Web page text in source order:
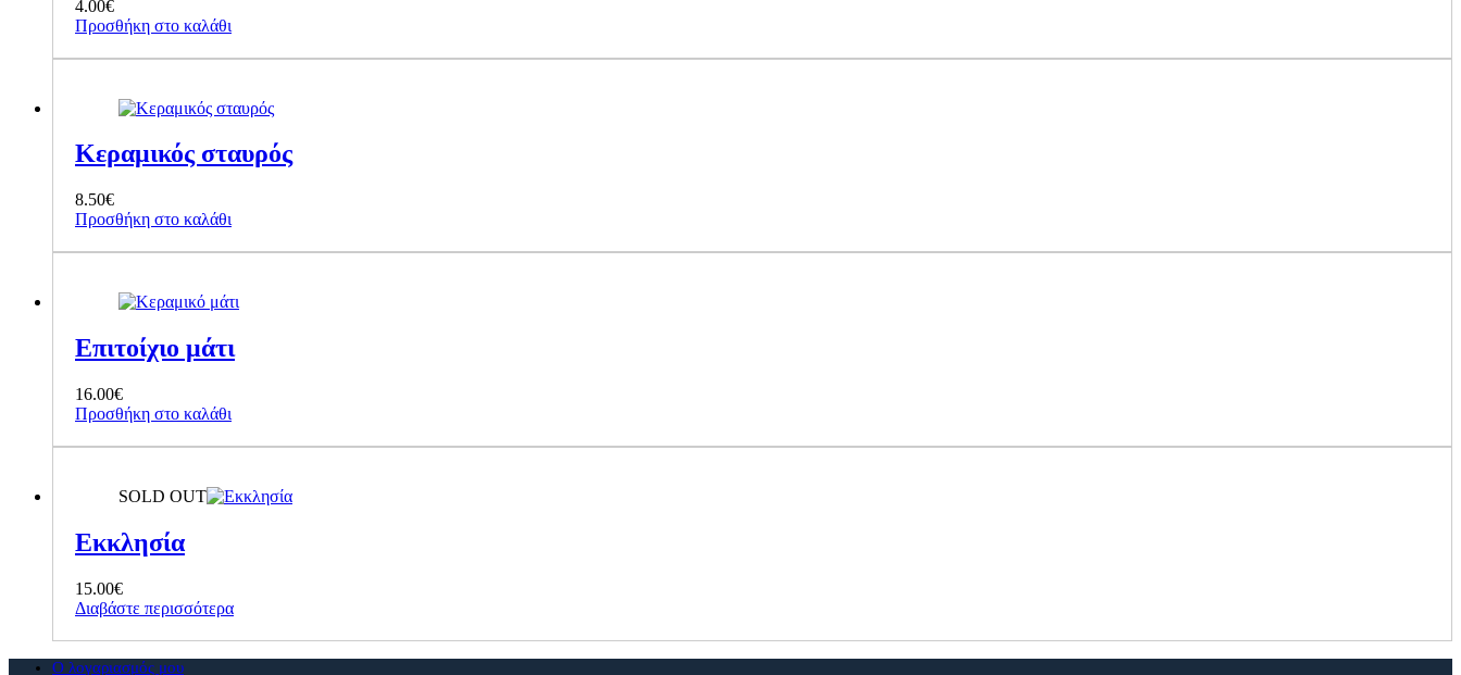
4.00€
Προσθήκη στο καλάθι
Κεραμικός σταυρός
8.50€
Προσθήκη στο καλάθι
Επιτοίχιο μάτι
16.00€
Προσθήκη στο καλάθι
SOLD OUT
Εκκλησία
15.00€
Διαβάστε περισσότερα
Ο λογαριασμός μου